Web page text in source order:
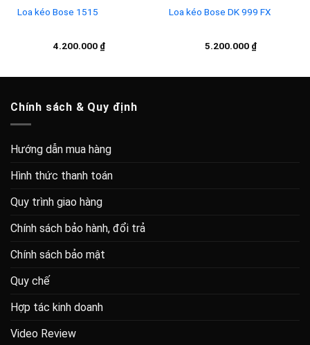
Loa kéo Bose 1515
4.200.000 ₫
Loa kéo Bose DK 999 FX
5.200.000 ₫
Chính sách & Quy định
Hướng dẫn mua hàng
Hình thức thanh toán
Quy trình giao hàng
Chính sách bảo hành, đổi trả
Chính sách bảo mật
Quy chế
Hợp tác kinh doanh
Video Review